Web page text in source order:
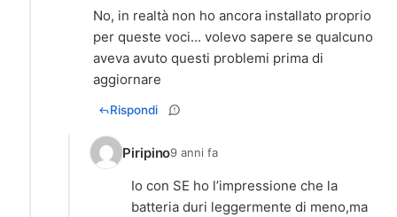
No, in realtà non ho ancora installato proprio
per queste voci... volevo sapere se qualcuno
aveva avuto questi problemi prima di
aggiornare
Rispondi
Piripino9 anni fa
Io con SE ho l’impressione che la
batteria duri leggermente di meno,ma